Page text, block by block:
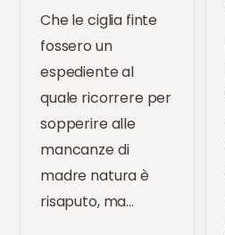
Che le ciglia finte
fossero un
espediente al
quale ricorrere per
sopperire alle
mancanze di
madre natura è
risaputo, ma…